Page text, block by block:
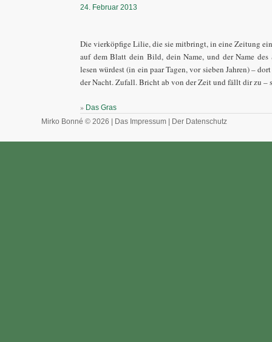
24. Februar 2013
Die vierköpfige Lilie, die sie mitbringt, in eine Zeitung
auf dem Blatt dein Bild, dein Name, und der Name
lesen würdest (in ein paar Tagen, vor sieben Jahren) –
der Nacht. Zufall. Bricht ab von der Zeit und fällt dir zu –
» Das Gras
Mirko Bonné © 2026 | Das Impressum | Der Datenschutz